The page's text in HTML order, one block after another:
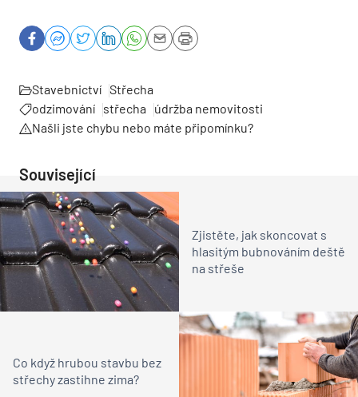
Stavebnictví Střecha
odzimování střecha
údržba nemovitosti
Našli jste chybu nebo máte připomínku?
Související
Zjistěte, jak skoncovat s
hlasitým bubnováním deště
na střeše
Co když hrubou stavbu bez
střechy zastihne zima?